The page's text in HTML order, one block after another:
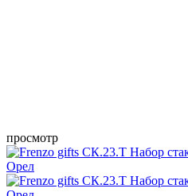
просмотр